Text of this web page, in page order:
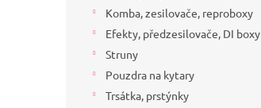
Komba, zesilovače, reproboxy
Efekty, předzesilovače, DI boxy
Struny
Pouzdra na kytary
Trsátka, prstýnky